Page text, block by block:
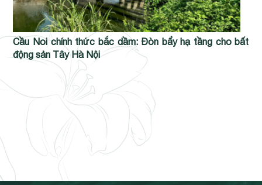
Cầu Noi chính thức bắc dầm: Đòn bẩy hạ tầng cho bất
động sản Tây Hà Nội